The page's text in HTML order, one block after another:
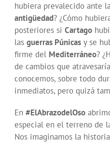
hubiera prevalecido ante
antigüedad? ¿Cómo
posteriores si Cartago
las guerras Púnicas y se
firme del Mediterráneo?
de cambios que
conocemos, sobre todo
inmediatos, pero quizá
En #ElAbrazodelOso
especial en el terreno de
Nos imaginamos la